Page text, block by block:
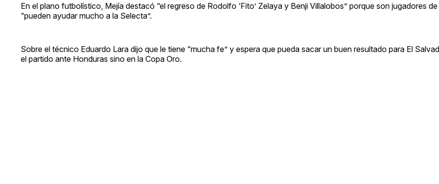
En el plano futbolístico, Mejía destacó “el regreso de Rodolfo ‘Fito’ Zelaya y Benji Villalobos” porque son jugadores
“pueden ayudar mucho a la Selecta”.
Sobre el técnico Eduardo Lara dijo que le tiene “mucha fe” y espera que pueda sacar un buen resultado para El
el partido ante Honduras sino en la Copa Oro.